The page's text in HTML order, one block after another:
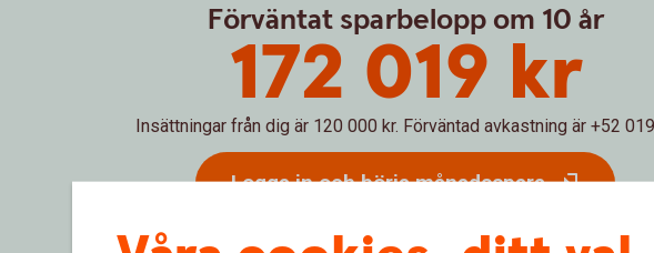
Förväntat sparbelopp om 10 år
172 019 kr
Insättningar från dig är 120 000 kr. Förväntad avkastning är +52
Logga in och börja månadsspara
Inte kund än?